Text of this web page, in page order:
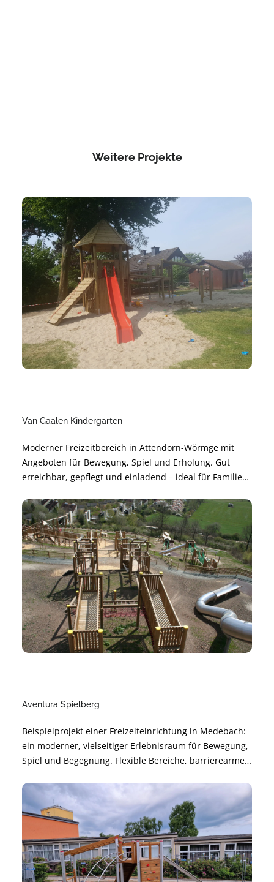
Weitere Projekte
Van Gaalen Kindergarten
Moderner Freizeitbereich in Attendorn-Wörmge mit
Angeboten für Bewegung, Spiel und Erholung. Gut
erreichbar, gepflegt und einladend – ideal für Familien,
oder einen ganzen Nachmittag im Grünen.
Aventura Spielberg
Beispielprojekt einer Freizeiteinrichtung in Medebach:
ein moderner, vielseitiger Erlebnisraum für Bewegung,
Spiel und Begegnung. Flexible Bereiche, barrierearme
sichere Nutzung und angenehme Atmosphäre.
Nachhaltig geplant und modular erweiterbar – für
langfristige Freude und hohe Alltagstauglichkeit.